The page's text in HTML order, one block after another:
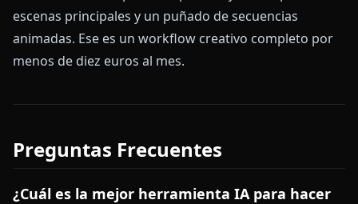
escenas principales y un puñado de secuencias
animadas. Ese es un workflow creativo completo por
menos de diez euros al mes.
Preguntas Frecuentes
¿Cuál es la mejor herramienta IA para hacer